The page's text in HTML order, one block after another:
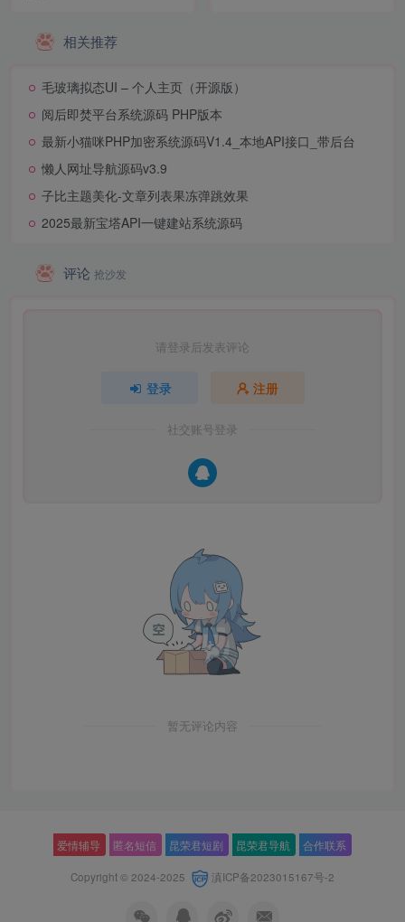
相关推荐
毛玻璃拟态UI – 个人主页（开源版）
阅后即焚平台系统源码 PHP版本
最新小猫咪PHP加密系统源码V1.4_本地API接口_带后台
懒人网址导航源码v3.9
子比主题美化-文章列表果冻弹跳效果
2025最新宝塔API一键建站系统源码
评论 抢沙发
请登录后发表评论
登录 注册
社交账号登录
暂无评论内容
爱情辅导 匿名短信 昆荣君短剧 昆荣君导航 合作联系
Copyright © 2024-2025 滇ICP备2023015167号-2